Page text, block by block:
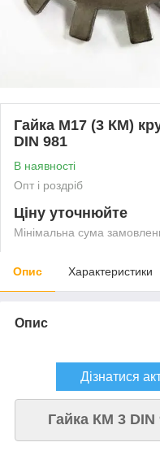
Гайка М17 (3 КМ)
DIN 981
В наявності
Опт і роздріб
Ціну уточнюйте
Мінімальна сума
Опис Характеристики
Опис
Дізнатися
Гайка КМ 3